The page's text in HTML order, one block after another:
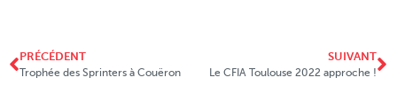
PRÉCÉDENT
Trophée des Sprinters à Couëron
SUIVANT
Le CFIA Toulouse 2022 approche !